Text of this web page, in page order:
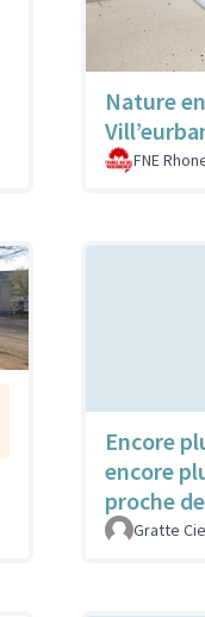
Nature en
FNE
Encore
encore
proche
Gratte